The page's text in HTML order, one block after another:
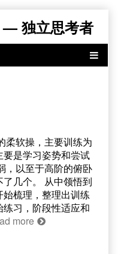
— 独立思考者
柔软操，主要训练为
是学习姿势和尝试
，以至于高阶的俯卧
几个。 从中领悟到
梳理，整理出训练
习，阶段性适应和
more